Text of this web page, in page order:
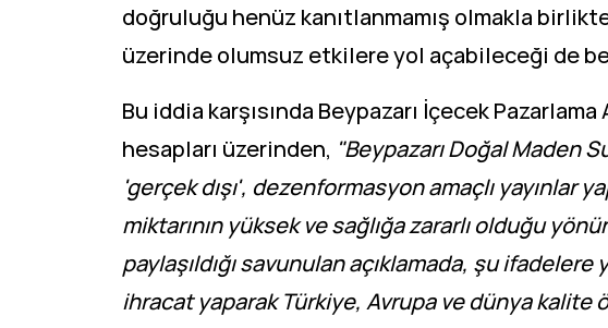
doğruluğu henüz kanıtlanmamış olmakla
üzerinde olumsuz etkilere yol açabileceği de
Bu iddia karşısında Beypazarı İçecek
hesapları üzerinden, "Beypazarı Doğal Maden
'gerçek dışı', dezenformasyon amaçlı yayınlar
miktarının yüksek ve sağlığa zararlı olduğu
paylaşıldığı savunulan açıklamada, şu
ihracat yaparak Türkiye, Avrupa ve dünya kalite